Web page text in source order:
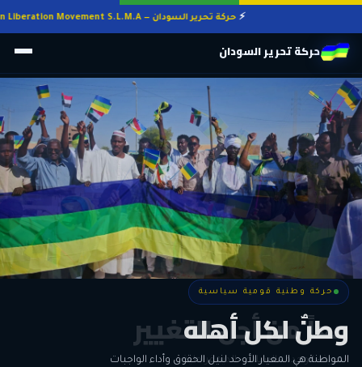
حركة تحرير السودان — Sudan Liberation Movement S.L.M.A
حركة تحرير السودان
حركة وطنية قومية سياسية
وطنٌ لكل أهله
المواطنة هي المعيار الأوحد لنيل الحقوق وأداء الواجبات
حركة وطنية قومية سياسية
معاً من أجل التغيير
الحرية • الوحدة • السلام • الديمقراطية